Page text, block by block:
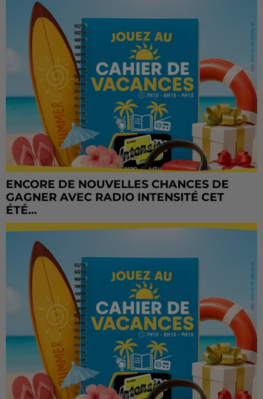
ENCORE DE NOUVELLES CHANCES DE
GAGNER AVEC RADIO INTENSITÉ CET
ÉTÉ...